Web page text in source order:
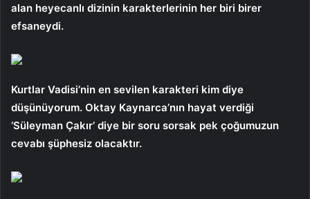
alan heyecanlı dizinin karakterlerinin her biri birer
efsaneydi.
Kurtlar Vadisi’nin en sevilen karakteri kim diye
düşünüyorum. Oktay Kaynarca’nın hayat verdiği
‘Süleyman Çakır’ diye bir soru sorsak pek çoğumuzun
cevabı şüphesiz olacaktır.